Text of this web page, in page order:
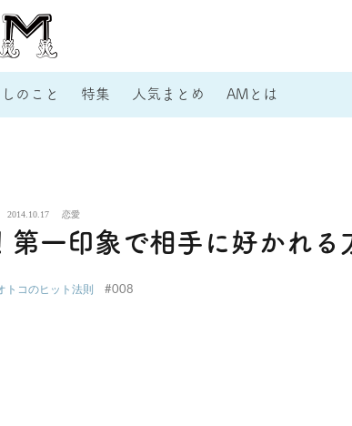
のこと 特集 人気まとめ AMとは
2014.10.17 恋愛
一印象で相手に好かれる
トコのヒット法則 #008